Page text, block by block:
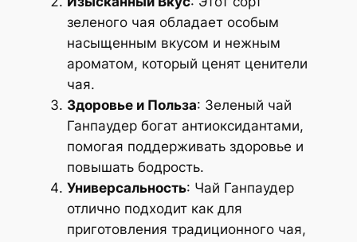
зеленого чая обладает особым
насыщенным вкусом и нежным
ароматом, который ценят ценители
чая.
Здоровье и Польза: Зеленый чай
Ганпаудер богат антиоксидантами,
помогая поддерживать здоровье и
повышать бодрость.
Универсальность: Чай Ганпаудер
отлично подходит как для
приготовления традиционного чая,